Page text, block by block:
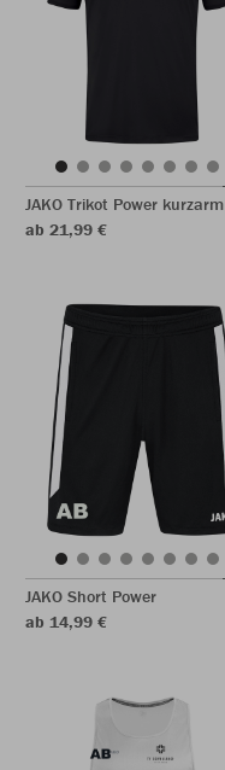
JAKO Trikot Power kurzarm
ab 21,99 €
JAKO Short Power
ab 14,99 €